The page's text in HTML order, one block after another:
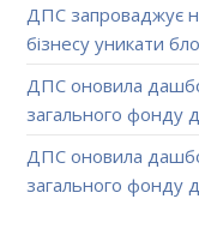
ДПС запроваджує
бізнесу уникати
ДПС оновила
загального фонду
ДПС оновила
загального фонду